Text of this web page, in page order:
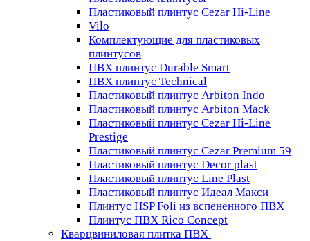
Пластиковый плинтус Cezar Hi-Line
Vilo
Комплектующие для пластиковых
плинтусов
ПВХ плинтус Durable Smart
ПВХ плинтус Technical
Пластиковый плинтус Arbiton Indo
Пластиковый плинтус Arbiton Mack
Пластиковый плинтус Cezar Hi-Line
Prestige
Пластиковый плинтус Cezar Premium 59
Пластиковый плинтус Decor plast
Пластиковый плинтус Line Plast
Пластиковый плинтус Идеал Макси
Плинтус HSP Foli из вспененного ПВХ
Плинтус ПВХ Rico Concept
Кварцвиниловая плитка ПВХ